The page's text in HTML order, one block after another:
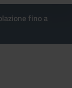
fino a